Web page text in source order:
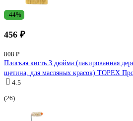
-44%
456 ₽
808 ₽
Плоская кисть 3 дюйма (лакированная
щетина, для масляных красок) TOPEX
4.5
(26)